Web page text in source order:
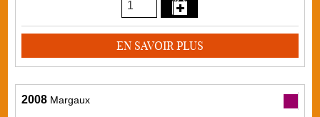
EN SAVOIR PLUS
2008 Margaux